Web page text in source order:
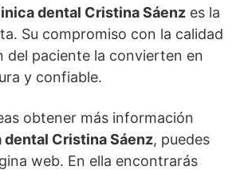
dental Cristina Sáenz es la
Su compromiso con la calidad
del paciente la convierten en
y confiable.
obtener más información
dental Cristina Sáenz, puedes
web. En ella encontrarás